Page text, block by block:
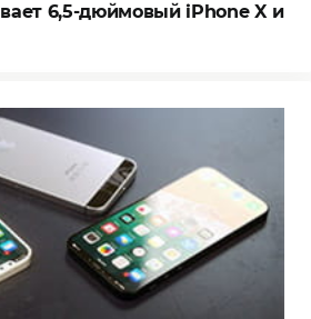
6,5-дюймовый iPhone X и